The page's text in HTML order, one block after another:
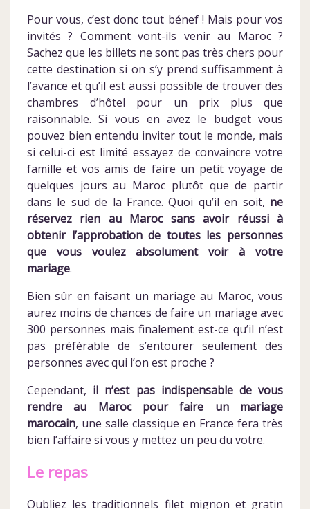
Pour vous, c’est donc tout bénef ! Mais pour vos
invités ? Comment vont-ils venir au Maroc ?
Sachez que les billets ne sont pas très chers pour
cette destination si on s’y prend suffisamment à
l’avance et qu’il est aussi possible de trouver des
chambres d’hôtel pour un prix plus que
raisonnable. Si vous en avez le budget vous
pouvez bien entendu inviter tout le monde, mais
si celui-ci est limité essayez de convaincre votre
famille et vos amis de faire un petit voyage de
quelques jours au Maroc plutôt que de partir
dans le sud de la France. Quoi qu’il en soit, ne
réservez rien au Maroc sans avoir réussi à
obtenir l’approbation de toutes les personnes
que vous voulez absolument voir à votre
mariage.
Bien sûr en faisant un mariage au Maroc, vous
aurez moins de chances de faire un mariage avec
300 personnes mais finalement est-ce qu’il n’est
pas préférable de s’entourer seulement des
personnes avec qui l’on est proche ?
Cependant, il n’est pas indispensable de vous
rendre au Maroc pour faire un mariage
marocain, une salle classique en France fera très
bien l’affaire si vous y mettez un peu du votre.
Le repas
Oubliez les traditionnels filet mignon et gratin